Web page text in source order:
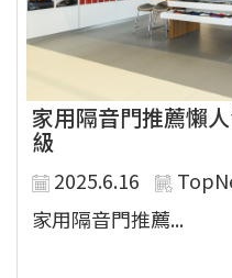
家用隔音門推薦懶
級
2025.6.16
家用隔音門推薦...